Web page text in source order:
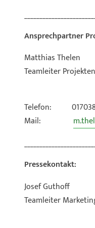
Ansprechpartner
Matthias Thelen
Teamleiter
Telefon:
Mail:
Pressekontakt:
Josef Guthoff
Teamleiter